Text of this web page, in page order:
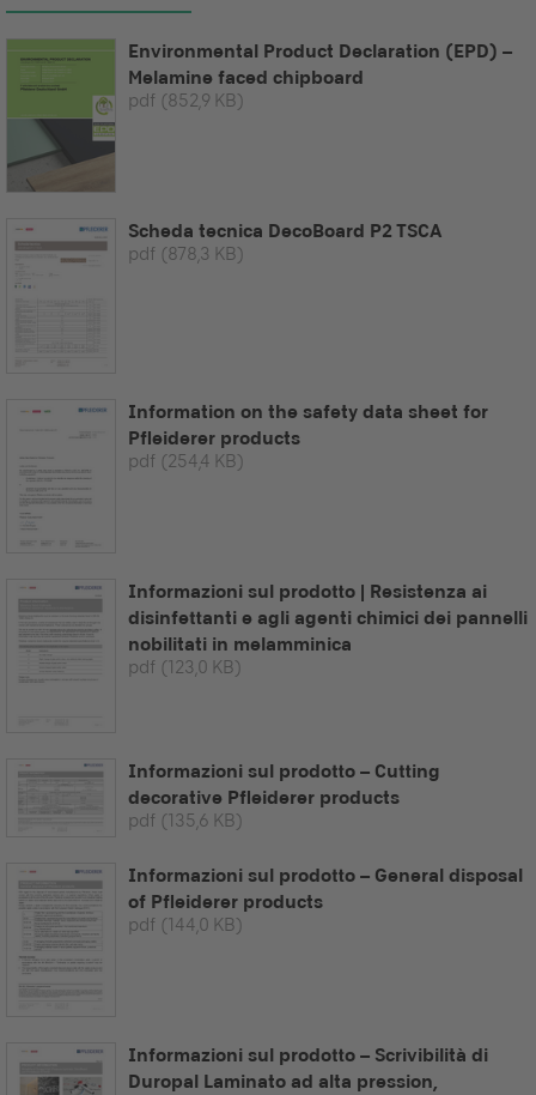
Environmental Product Declaration (EPD) –
Melamine faced chipboard
pdf (852,9 KB)
Scheda tecnica DecoBoard P2 TSCA
pdf (878,3 KB)
Information on the safety data sheet for
Pfleiderer products
pdf (254,4 KB)
Informazioni sul prodotto | Resistenza ai
disinfettanti e agli agenti chimici dei pannelli
nobilitati in melamminica
pdf (123,0 KB)
Informazioni sul prodotto – Cutting
decorative Pfleiderer products
pdf (135,6 KB)
Informazioni sul prodotto – General disposal
of Pfleiderer products
pdf (144,0 KB)
Informazioni sul prodotto – Scrivibilità di
Duropal Laminato ad alta pression,